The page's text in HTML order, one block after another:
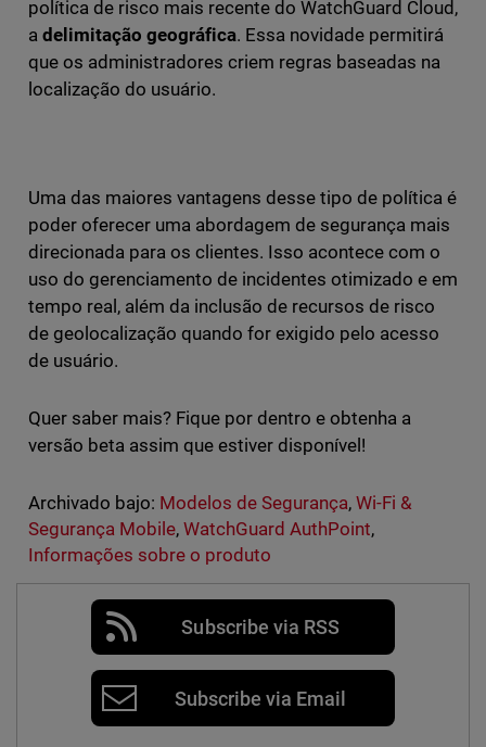
política de risco mais recente do WatchGuard Cloud,
a delimitação geográfica. Essa novidade permitirá
que os administradores criem regras baseadas na
localização do usuário.
Uma das maiores vantagens desse tipo de política é
poder oferecer uma abordagem de segurança mais
direcionada para os clientes. Isso acontece com o
uso do gerenciamento de incidentes otimizado e em
tempo real, além da inclusão de recursos de risco
de geolocalização quando for exigido pelo acesso
de usuário.
Quer saber mais? Fique por dentro e obtenha a
versão beta assim que estiver disponível!
Archivado bajo: Modelos de Segurança,Wi-Fi &
Segurança Mobile, WatchGuard AuthPoint,
Informações sobre o produto
Subscribe via RSS
Subscribe via Email